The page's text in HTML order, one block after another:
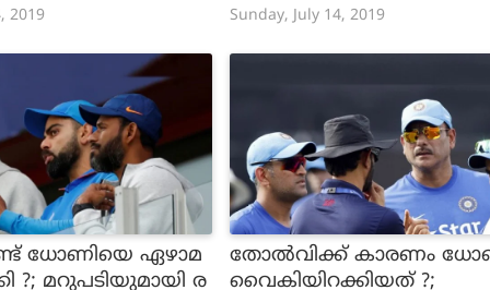
2019 Sunday, July 14, 2019
ധോണിയെ ഏഴാമ
?; മറുപടിയുമായി ര
തോല്‍‌വിക്ക് കാരണം
വൈകിയിറക്കിയത് ?;